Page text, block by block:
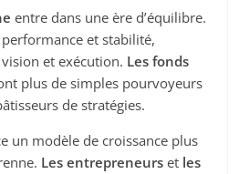
entre dans une ère d’équilibre.
et stabilité,
et exécution. Les fonds
plus de simples pourvoyeurs
de stratégies.
un modèle de croissance plus
Les entrepreneurs et les